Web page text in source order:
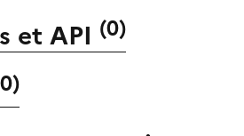
et API (0)
0)